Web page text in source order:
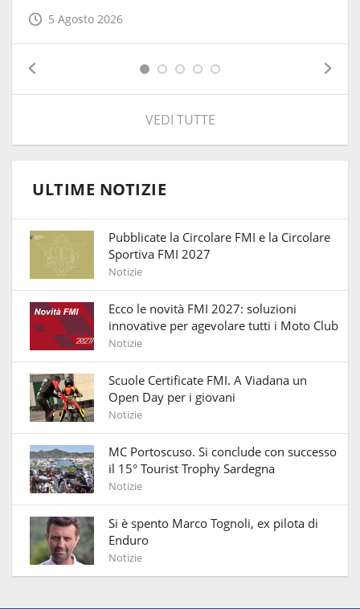
5 Agosto 2026
VEDI TUTTE
ULTIME NOTIZIE
Pubblicate la Circolare FMI e la Circolare
Sportiva FMI 2027
Notizie
Ecco le novità FMI 2027: soluzioni
innovative per agevolare tutti i Moto Club
Notizie
Scuole Certificate FMI. A Viadana un
Open Day per i giovani
Notizie
MC Portoscuso. Si conclude con successo
il 15° Tourist Trophy Sardegna
Notizie
Si è spento Marco Tognoli, ex pilota di
Enduro
Notizie